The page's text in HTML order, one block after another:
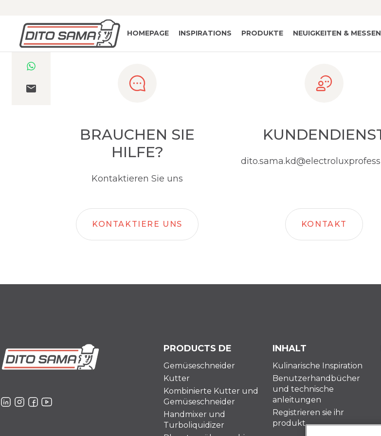
HOMEPAGE INSPIRATIONS PRODUKTE NEUIGKEITEN & MESSEN
BRAUCHEN SIE
HILFE?
Kontaktieren Sie uns
KONTAKTIERE UNS KONTAKT
PRODUCTS DE
Gemüseschneider
Kutter
Kombinierte Kutter und
Gemüseschneider
Handmixer und
Turboliquidizer
INHALT
Kulinarische Inspiration
Benutzerhandbücher
und technische
anleitungen
Registrieren sie ihr
produkt